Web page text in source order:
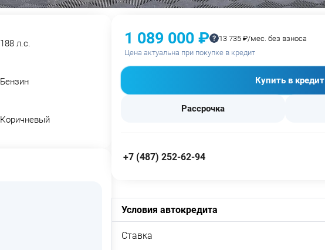
188 л.с.
Бензин
Коричневый
1 089 000 ₽
13 735 ₽/мес. без взноса
Цена актуальна при покупке в кредит
Купить в кредит
Рассрочка
+7 (487) 252-62-94
Условия автокредита
Ставка